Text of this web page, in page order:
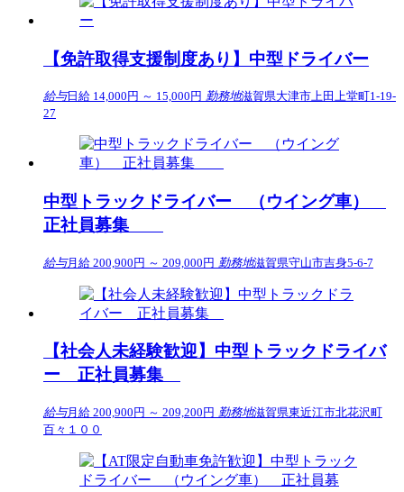
【免許取得支援制度あり】中型ドライバー
給与日給 14,000円 ～ 15,000円 勤務地滋賀県大津市上田上堂町1-19-
27
中型トラックドライバー （ウイング車）
正社員募集
給与月給 200,900円 ～ 209,000円 勤務地滋賀県守山市吉身5-6-7
【社会人未経験歓迎】中型トラックドライバ
ー 正社員募集
給与月給 200,900円 ～ 209,200円 勤務地滋賀県東近江市北花沢町
百々１００